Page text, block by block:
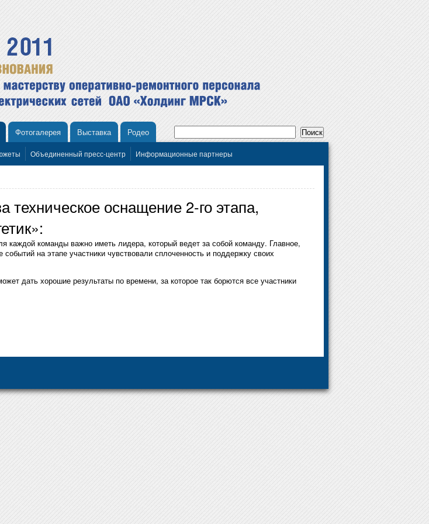
Фотогалерея Выставка Родео
Объединенный пресс-центр Информационные партнеры
оснащение 2-го этапа,
каждой команды важно иметь лидера, который ведет за собой команду. Главное,
на этапе участники чувствовали сплоченность и поддержку своих
дать хорошие результаты по времени, за которое так борются все участники